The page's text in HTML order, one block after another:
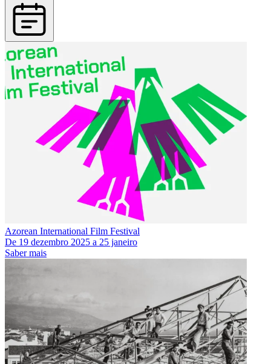
Azorean International Film Festival
De 19 dezembro 2025 a 25 janeiro
Saber mais